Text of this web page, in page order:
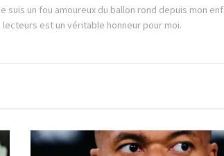
suis un fou amoureux du ballon rond depuis mon
est un véritable honneur pour moi.